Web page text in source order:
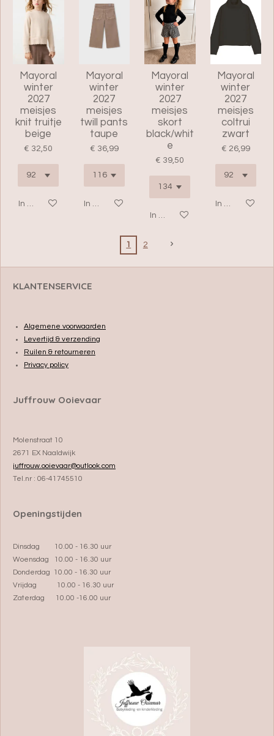
Mayoral
winter
2027
meisjes
knit truitje
beige
€ 32,50
In winkelwagen
Mayoral
winter
2027
meisjes
twill pants
taupe
€ 36,99
In winkelwagen
Mayoral
winter
2027
meisjes
skort
black/whit
e
€ 39,50
In winkelwagen
Mayoral
winter
2027
meisjes
coltrui
zwart
€ 26,99
In
1 2
KLANTENSERVICE
Algemene voorwaarden
Levertijd & verzending
Ruilen & retourneren
Privacy policy
Juffrouw Ooievaar
Molenstraat 10
2671 EX Naaldwijk
juffrouw.ooievaar@outlook.com
Tel.nr : 06-41745510
Openingstijden
Dinsdag 10.00 - 16.30 uur
Woensdag 10.00 - 16.30 uur
Donderdag 10.00 - 16.30 uur
Vrijdag 10.00 - 16.30 uur
Zaterdag 10.00 -16.00 uur